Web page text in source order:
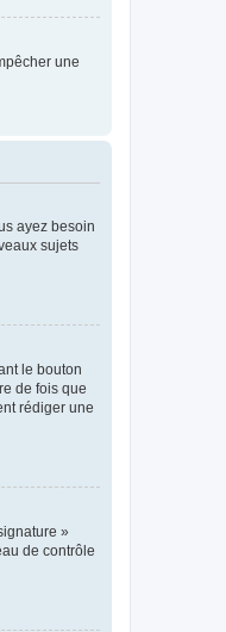
une
ayez besoin
sujets
le bouton
de fois que
rédiger une
»
de contrôle